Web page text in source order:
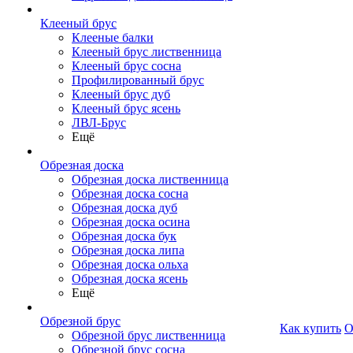
Клееный брус
Клееные балки
Клееный брус лиственница
Клееный брус сосна
Профилированный брус
Клееный брус дуб
Клееный брус ясень
ЛВЛ-Брус
Ещё
Обрезная доска
Обрезная доска лиственница
Обрезная доска сосна
Обрезная доска дуб
Обрезная доска осина
Обрезная доска бук
Обрезная доска липа
Обрезная доска ольха
Обрезная доска ясень
Ещё
Обрезной брус
Обрезной брус лиственница
Обрезной брус сосна
Как купить